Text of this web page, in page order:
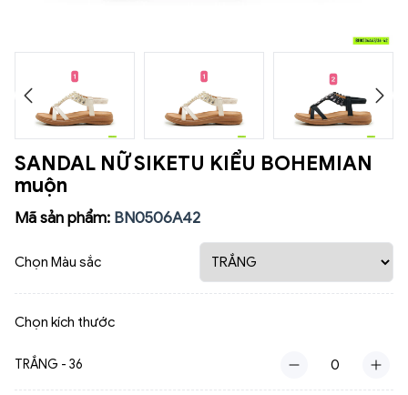
SANDAL NỮ SIKETU KIỂU BOHEMIAN
muộn
Mã sản phẩm: BN0506A42
Chọn Màu sắc
Chọn kích thước
TRẮNG - 36